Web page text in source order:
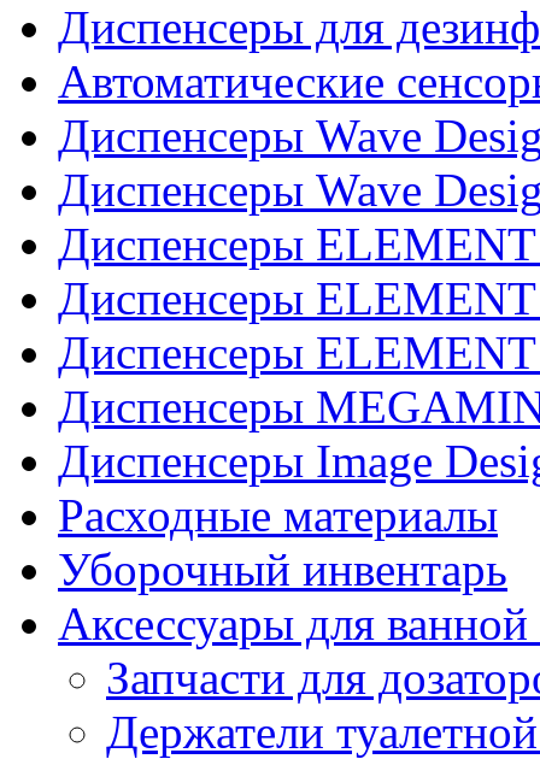
Диспенсеры для
Автоматические
Диспенсеры Wave
Диспенсеры Wave
Диспенсеры
Диспенсеры
Диспенсеры
Диспенсеры
Диспенсеры Image
Расходные материалы
Уборочный инвентарь
Аксессуары для
Запчасти для
Держатели